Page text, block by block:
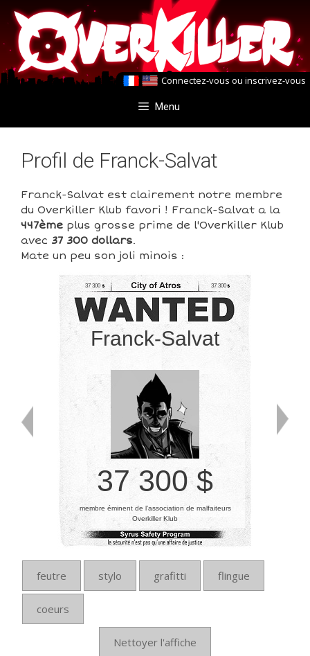
Aller
au
contenu
Aller
au
contenu
Connectez-vous ou inscrivez-vous
Menu
Profil de Franck-Salvat
Franck-Salvat est clairement notre membre
du Overkiller Klub favori ! Franck-Salvat a la
447ème plus grosse prime de l'Overkiller Klub
avec 37 300 dollars.
Mate un peu son joli minois :
37 300
Franck-Salvat
37 300
37 300 $
membre éminent de l’association de malfaiteurs
Overkiller Klub
feutre stylo grafitti flingue
coeurs
Nettoyer l'affiche